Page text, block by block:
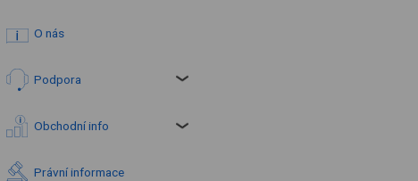
O nás
Podpora
Obchodní info
Právní informace